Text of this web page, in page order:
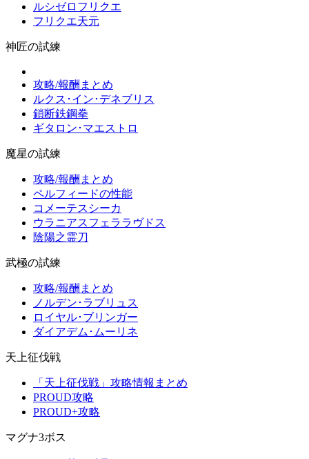
ルシゼロフリクエ
フリクエ天元
神匠の試練
攻略/報酬まとめ
ルクス･イン･デネブリス
鎖断鉄鋼拳
ギタロン･マエストロ
魔星の試練
攻略/報酬まとめ
ペルフィードの性能
コメーテスシーカ
ウラニアスフェララヴドス
陰陽之霊刀
武極の試練
攻略/報酬まとめ
ノルデン･ラブリュス
ロイヤル･ブリンガー
ダイアデム･ムーリネ
天上征伐戦
「天上征伐戦」攻略情報まとめ
PROUD攻略
PROUD+攻略
マグナ3ボス